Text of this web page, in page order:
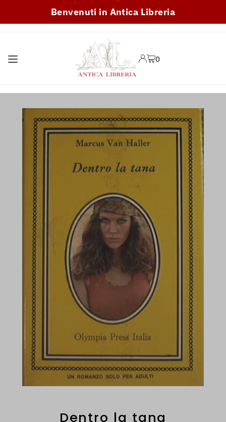
TRANSLATION MISSING:
Benvenuti in Antica Libreria
0
Dentro la tana